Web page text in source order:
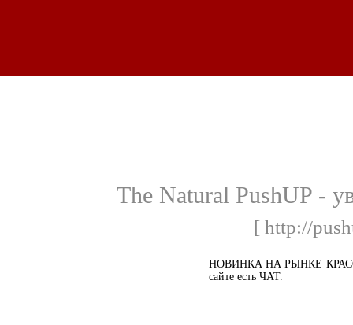
The Natural PushUP -
[ http://
НОВИНКА НА РЫНКЕ
сайте есть ЧАТ.